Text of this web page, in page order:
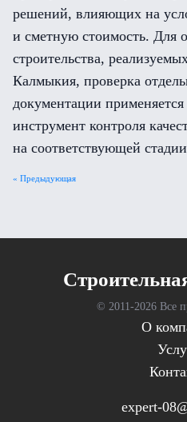
решений, влияющих на
и сметную стоимость. Для
строительства,
Калмыкия, проверка
документации
инструмент контроля
на соответствующей
« Предыдующая
© 2011-2026 Все
О
expert-